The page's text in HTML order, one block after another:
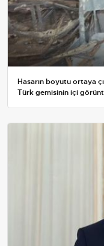
Hasarın boyutu ortaya
Türk gemisinin içi